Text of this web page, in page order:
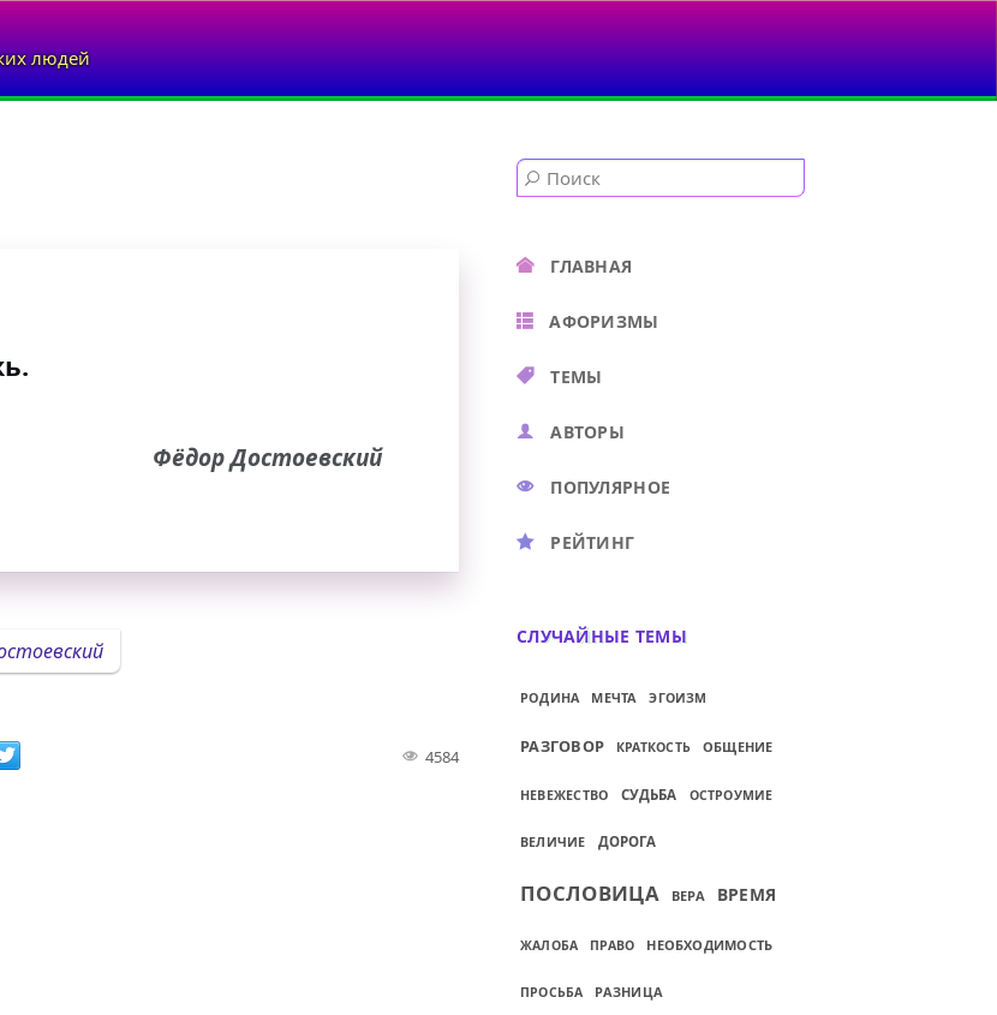
людей
Фёдор Достоевский
4584
ГЛАВНАЯ
АФОРИЗМЫ
ТЕМЫ
АВТОРЫ
ПОПУЛЯРНОЕ
РЕЙТИНГ
СЛУЧАЙНЫЕ ТЕМЫ
РОДИНА МЕЧТА ЭГОИЗМ
РАЗГОВОР КРАТКОСТЬ ОБЩЕНИЕ
НЕВЕЖЕСТВО СУДЬБА ОСТРОУМИЕ
ВЕЛИЧИЕ ДОРОГА
ПОСЛОВИЦА ВЕРА ВРЕМЯ
ЖАЛОБА ПРАВО НЕОБХОДИМОСТЬ
ПРОСЬБА РАЗНИЦА